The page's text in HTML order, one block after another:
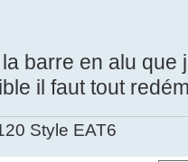
barre en alu que
il faut tout
Style EAT6